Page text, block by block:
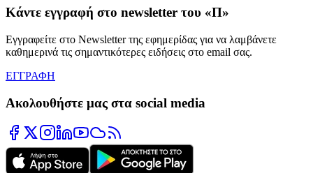
Κάντε εγγραφή στο newsletter του «Π»
Εγγραφείτε στο Newsletter της εφημερίδας για να λαμβάνετε
καθημερινά τις σημαντικότερες ειδήσεις στο email σας.
ΕΓΓΡΑΦΗ
Ακολουθήστε μας στα social media